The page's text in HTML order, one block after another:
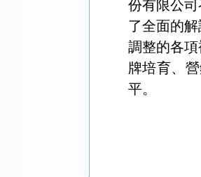
份有限公
了全面的
調整的各
牌培育、
平。